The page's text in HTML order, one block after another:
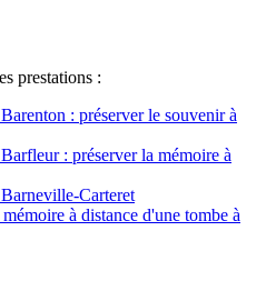
prestations :
: préserver le souvenir à
: préserver la mémoire à
Carteret
à distance d'une tombe à